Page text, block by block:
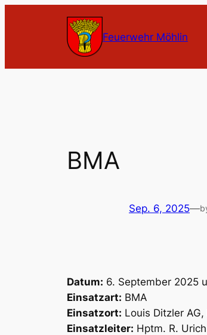
Feuerwehr Möhlin
BMA
Sep. 6, 2025—
Datum: 6. September 2025
Einsatzart: BMA
Einsatzort: Louis Ditzler
Einsatzleiter: Hptm. R. Urich